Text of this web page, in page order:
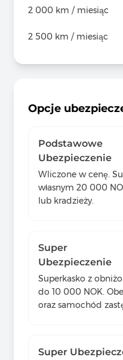
2 000 km / miesiąc
2 500 km / miesiąc
Opcje
Podstawowe
Ubezpieczenie
Wliczone w cenę.
własnym 20 000
lub kradzieży.
Super
Ubezpieczenie
Superkasko z
do 10 000 NOK.
oraz samochód
Super